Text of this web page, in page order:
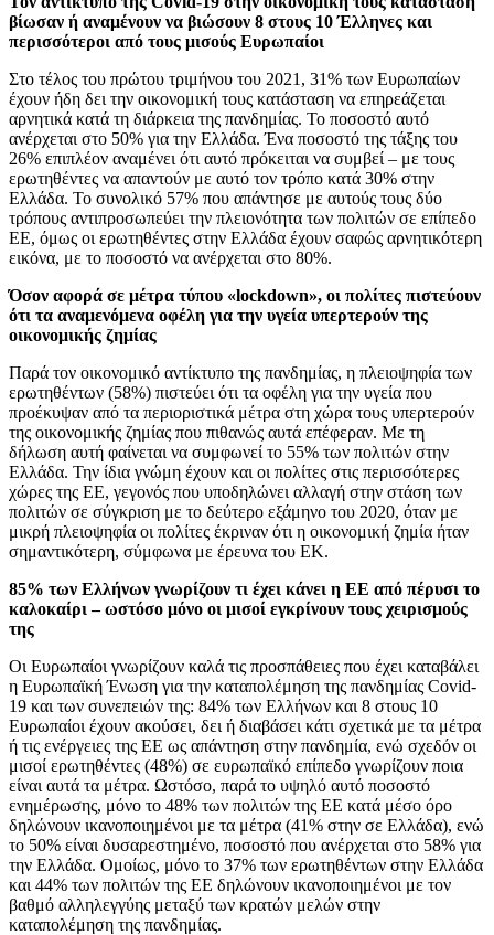
βίωσαν ή αναμένουν να βιώσουν 8 στους 10 Έλληνες και
περισσότεροι από τους μισούς Ευρωπαίοι
Στο τέλος του πρώτου τριμήνου του 2021, 31% των Ευρωπαίων
έχουν ήδη δει την οικονομική τους κατάσταση να επηρεάζεται
αρνητικά κατά τη διάρκεια της πανδημίας. Το ποσοστό αυτό
ανέρχεται στο 50% για την Ελλάδα. Ένα ποσοστό της τάξης του
26% επιπλέον αναμένει ότι αυτό πρόκειται να συμβεί – με τους
ερωτηθέντες να απαντούν με αυτό τον τρόπο κατά 30% στην
Ελλάδα. Το συνολικό 57% που απάντησε με αυτούς τους δύο
τρόπους αντιπροσωπεύει την πλειονότητα των πολιτών σε επίπεδο
ΕΕ, όμως οι ερωτηθέντες στην Ελλάδα έχουν σαφώς αρνητικότερη
εικόνα, με το ποσοστό να ανέρχεται στο 80%.
Όσον αφορά σε μέτρα τύπου «lockdown», οι πολίτες πιστεύουν
ότι τα αναμενόμενα οφέλη για την υγεία υπερτερούν της
οικονομικής ζημίας
Παρά τον οικονομικό αντίκτυπο της πανδημίας, η πλειοψηφία των
ερωτηθέντων (58%) πιστεύει ότι τα οφέλη για την υγεία που
προέκυψαν από τα περιοριστικά μέτρα στη χώρα τους υπερτερούν
της οικονομικής ζημίας που πιθανώς αυτά επέφεραν. Με τη
δήλωση αυτή φαίνεται να συμφωνεί το 55% των πολιτών στην
Ελλάδα. Την ίδια γνώμη έχουν και οι πολίτες στις περισσότερες
χώρες της ΕΕ, γεγονός που υποδηλώνει αλλαγή στην στάση των
πολιτών σε σύγκριση με το δεύτερο εξάμηνο του 2020, όταν με
μικρή πλειοψηφία οι πολίτες έκριναν ότι η οικονομική ζημία ήταν
σημαντικότερη, σύμφωνα με έρευνα του ΕΚ.
85% των Ελλήνων γνωρίζουν τι έχει κάνει η ΕΕ από πέρυσι το
καλοκαίρι – ωστόσο μόνο οι μισοί εγκρίνουν τους χειρισμούς
της
Οι Ευρωπαίοι γνωρίζουν καλά τις προσπάθειες που έχει καταβάλει
η Ευρωπαϊκή Ένωση για την καταπολέμηση της πανδημίας Covid-
19 και των συνεπειών της: 84% των Ελλήνων και 8 στους 10
Ευρωπαίοι έχουν ακούσει, δει ή διαβάσει κάτι σχετικά με τα μέτρα
ή τις ενέργειες της ΕΕ ως απάντηση στην πανδημία, ενώ σχεδόν οι
μισοί ερωτηθέντες (48%) σε ευρωπαϊκό επίπεδο γνωρίζουν ποια
είναι αυτά τα μέτρα. Ωστόσο, παρά το υψηλό αυτό ποσοστό
ενημέρωσης, μόνο το 48% των πολιτών της ΕΕ κατά μέσο όρο
δηλώνουν ικανοποιημένοι με τα μέτρα (41% στην σε Ελλάδα), ενώ
το 50% είναι δυσαρεστημένο, ποσοστό που ανέρχεται στο 58% για
την Ελλάδα. Ομοίως, μόνο το 37% των ερωτηθέντων στην Ελλάδα
και 44% των πολιτών της ΕΕ δηλώνουν ικανοποιημένοι με τον
βαθμό αλληλεγγύης μεταξύ των κρατών μελών στην
καταπολέμηση της πανδημίας.